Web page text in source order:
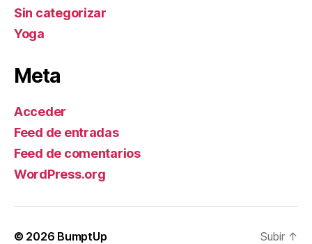
Sin categorizar
Yoga
Meta
Acceder
Feed de entradas
Feed de comentarios
WordPress.org
© 2026 BumptUp Subir ↑